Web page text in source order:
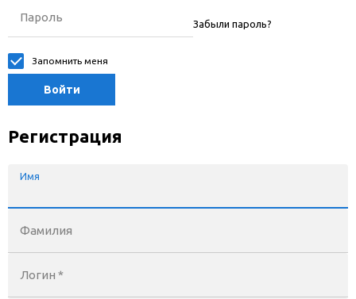
Пароль Забыли пароль?
Запомнить меня
Войти
Регистрация
Имя
Фамилия
Логин *